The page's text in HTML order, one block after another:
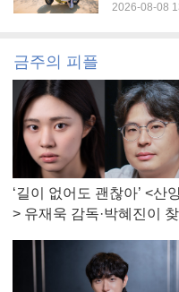
2026-08-08
금주의 피플
‘길이 없어도 괜찮아’ <산
> 유재욱 감독·박혜진이